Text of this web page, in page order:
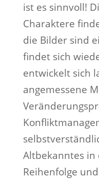
ist es sinnvoll!
Charaktere
die Bilder sind
findet sich
entwickelt sich
angemessene
Altbekanntes
Reihenfolge